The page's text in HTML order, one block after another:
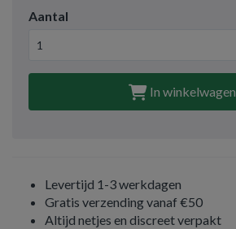
Aantal
In winkelwagen
Levertijd 1-3 werkdagen
Gratis verzending vanaf €50
Altijd netjes en discreet verpakt